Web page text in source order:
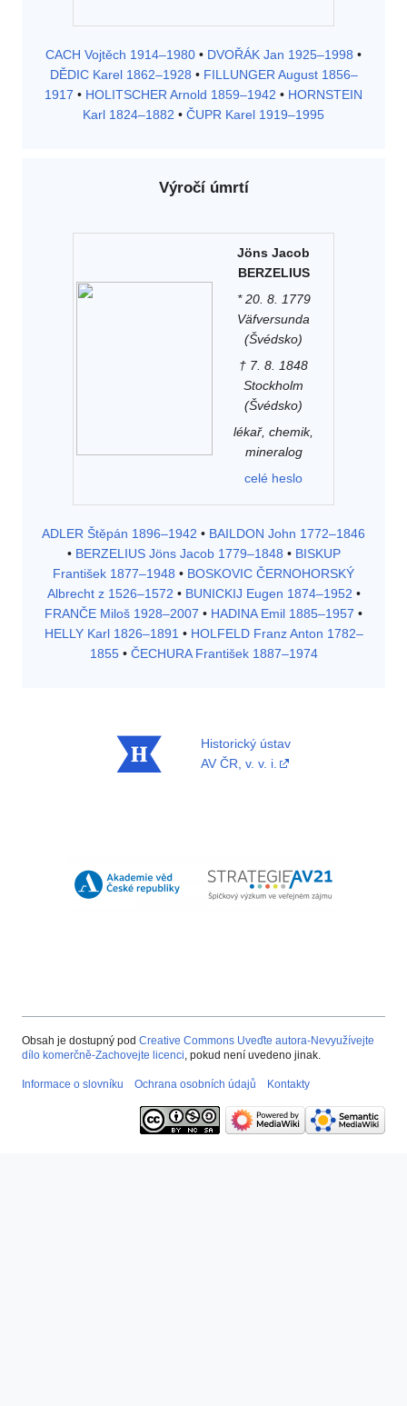
CACH Vojtěch 1914–1980 • DVOŘÁK Jan 1925–1998 •
DĚDIC Karel 1862–1928 • FILLUNGER August 1856–
1917 • HOLITSCHER Arnold 1859–1942 • HORNSTEIN
Karl 1824–1882 • ČUPR Karel 1919–1995
Výročí úmrtí
Jöns Jacob
BERZELIUS
* 20. 8. 1779
Väfversunda
(Švédsko)
† 7. 8. 1848
Stockholm
(Švédsko)
lékař, chemik,
mineralog
celé heslo
ADLER Štěpán 1896–1942 • BAILDON John 1772–1846
• BERZELIUS Jöns Jacob 1779–1848 • BISKUP
František 1877–1948 • BOSKOVIC ČERNOHORSKÝ
Albrecht z 1526–1572 • BUNICKIJ Eugen 1874–1952 •
FRANČE Miloš 1928–2007 • HADINA Emil 1885–1957 •
HELLY Karl 1826–1891 • HOLFELD Franz Anton 1782–
1855• ČECHURA František 1887–1974
Historický ústav
AV ČR, v. v. i.
Obsah je dostupný pod Creative Commons Uveďte autora-Nevyužívejte
dílo komerčně-Zachovejte licenci, pokud není uvedeno jinak.
Informace o slovníku Ochrana osobních údajů Kontakty